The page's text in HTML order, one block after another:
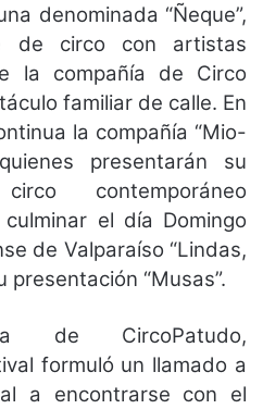
denominada “Ñeque”,
de circo con artistas
la compañía de Circo
familiar de calle. En
la compañía “Mio-
presentarán su
contemporáneo
culminar el día Domingo
de Valparaíso “Lindas,
presentación “Musas”.
de CircoPatudo,
formuló un llamado a
a encontrarse con el